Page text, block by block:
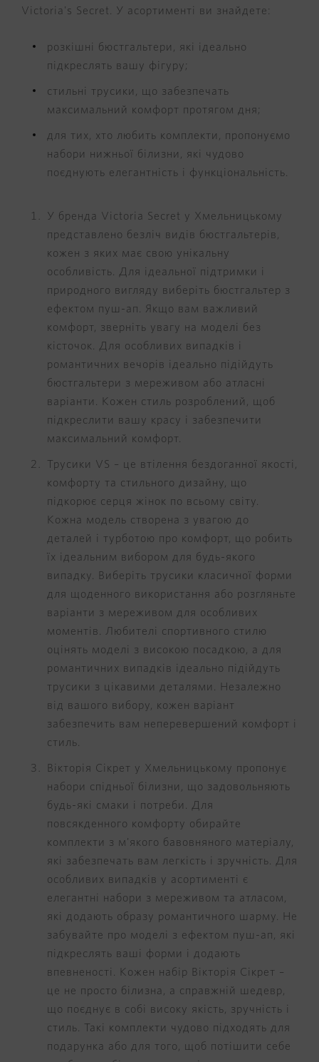
Victoria's Secret. У асортименті ви знайдете:
розкішні бюстгальтери, які ідеально
підкреслять вашу фігуру;
стильні трусики, що забезпечать
максимальний комфорт протягом дня;
для тих, хто любить комплекти, пропонуємо
набори нижньої білизни, які чудово
поєднують елегантність і функціональність.
У бренда Victoria Secret у Хмельницькому
представлено безліч видів бюстгальтерів,
кожен з яких має свою унікальну
особливість. Для ідеальної підтримки і
природного вигляду виберіть бюстгальтер з
ефектом пуш-ап. Якщо вам важливий
комфорт, зверніть увагу на моделі без
кісточок. Для особливих випадків і
романтичних вечорів ідеально підійдуть
бюстгальтери з мереживом або атласні
варіанти. Кожен стиль розроблений, щоб
підкреслити вашу красу і забезпечити
максимальний комфорт.
Трусики VS – це втілення бездоганної якості,
комфорту та стильного дизайну, що
підкорює серця жінок по всьому світу.
Кожна модель створена з увагою до
деталей і турботою про комфорт, що робить
їх ідеальним вибором для будь-якого
випадку. Виберіть трусики класичної форми
для щоденного використання або розгляньте
варіанти з мереживом для особливих
моментів. Любителі спортивного стилю
оцінять моделі з високою посадкою, а для
романтичних випадків ідеально підійдуть
трусики з цікавими деталями. Незалежно
від вашого вибору, кожен варіант
забезпечить вам неперевершений комфорт і
стиль.
Вікторія Сікрет у Хмельницькому пропонує
набори спідньої білизни, що задовольняють
будь-які смаки і потреби. Для
повсякденного комфорту обирайте
комплекти з м'якого бавовняного матеріалу,
які забезпечать вам легкість і зручність. Для
особливих випадків у асортименті є
елегантні набори з мереживом та атласом,
які додають образу романтичного шарму. Не
забувайте про моделі з ефектом пуш-ап, які
підкреслять ваші форми і додають
впевненості. Кожен набір Вікторія Сікрет –
це не просто білизна, а справжній шедевр,
що поєднує в собі високу якість, зручність і
стиль. Такі комплекти чудово підходять для
подарунка або для того, щоб потішити себе